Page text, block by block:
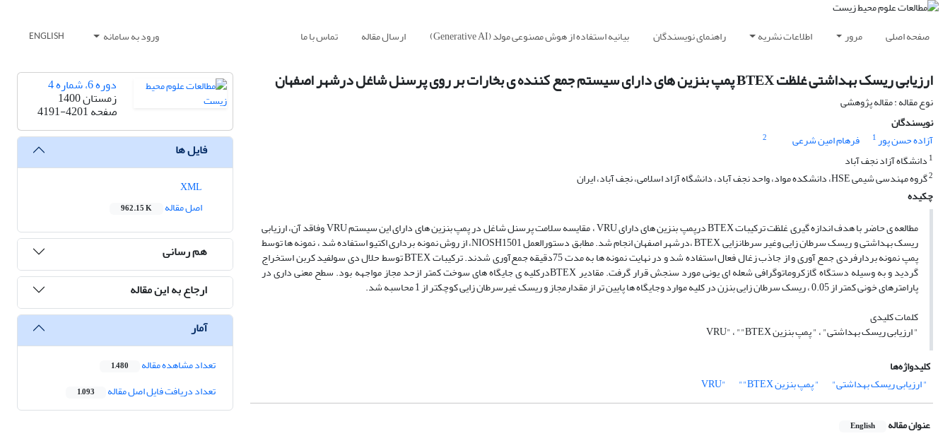
صفحه اصلی مرور اطلاعات نشریه راهنمای نویسندگان بیانیه استفاده از هوش مصنوعی مولد (Generative AI) ارسال مقاله تماس با ما ورود به سامانه ENGLISH
ارزیابی ریسک بهداشتی غلظت BTEX پمپ بنزین های دارای سیستم جمع کننده ی بخارات بر روی پرسنل شاغل درشهر اصفهان
نوع مقاله : مقاله پژوهشی
نویسندگان
آزاده حسن پور1 فرهام امین شرعی
2
1 دانشگاه آزاد نجف آباد
2گروه مهندسی شیمی HSE، دانشکده مواد، واحد نجف آباد، دانشگاه آزاد اسلامی، نجف آباد، ایران
چکیده
مطالعه ی حاضر با هدف اندازه گیری غلظت ترکیبات BTEX درپمپ بنزین های دارای VRU ، مقایسه سلامت پرسنل شاغل در پمپ بنزین های دارای این سیستم VRU وفاقد آن، ارزیابی
ریسک بهداشتی و ریسک سرطان زایی وغیر سرطانزایی BTEX ،درشهر اصفهان انجام شد. مطابق دستورالعمل NIOSH1501، از روش نمونه برداری اکتیو استفاده شد ، نمونه ها توسط
پمپ نمونه بردارفردی جمع آوری و از جاذب زغال فعال استفاده شد و در نهایت نمونه ها به مدت 75دقیقه جمع‌آوری شدند. ترکیبات BTEX توسط حلال دی ‌سولفید کربن استخراج
گردید و به وسیله دستگاه گازکروماتوگرافی شعله ای یونی مورد سنجش قرار گرفت. مقادیر BTEXدرکلیه ی جایگاه های سوخت کمتر ازحد مجاز مواجهه بود. سطح معنی داری در
پارامترهای خونی کمتر از 0.05 ، ریسک سرطان زایی بنزن در کلیه موارد وجایگاه ها پایین تر از مقدارمجاز و ریسک غیرسرطان زایی کوچکتر از 1 محاسبه شد.
کلمات کلیدی
" ارزیابی ریسک بهداشتی" ، " پمپ بنزین VRU" ، ""BTEX
کلیدواژه‌ها
" ارزیابی ریسک بهداشتی"
" پمپ بنزین VRU"""BTEX
عنوان مقاله English
دوره 6، شماره 4
زمستان 1400
صفحه4191-4201
فایل ها
اصل مقاله
962.15 K
هم رسانی
ارجاع به این مقاله
آمار
تعداد مشاهده مقاله 1,480
تعداد دریافت فایل اصل مقاله 1,093